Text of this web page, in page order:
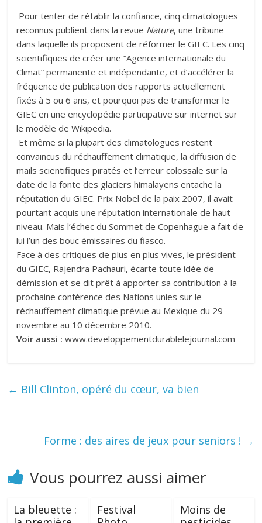
Pour tenter de rétablir la confiance, cinq climatologues
reconnus publient dans la revue Nature, une tribune
dans laquelle ils proposent de réformer le GIEC. Les cinq
scientifiques de créer une ”Agence internationale du
Climat” permanente et indépendante, et d’accélérer la
fréquence de publication des rapports actuellement
fixés à 5 ou 6 ans, et pourquoi pas de transformer le
GIEC en une encyclopédie participative sur internet sur
le modèle de Wikipedia.
Et même si la plupart des climatologues restent
convaincus du réchauffement climatique, la diffusion de
mails scientifiques piratés et l’erreur colossale sur la
date de la fonte des glaciers himalayens entache la
réputation du GIEC. Prix Nobel de la paix 2007, il avait
pourtant acquis une réputation internationale de haut
niveau. Mais l’échec du Sommet de Copenhague a fait de
lui l’un des bouc émissaires du fiasco.
Face à des critiques de plus en plus vives, le président
du GIEC, Rajendra Pachauri, écarte toute idée de
démission et se dit prêt à apporter sa contribution à la
prochaine conférence des Nations unies sur le
réchauffement climatique prévue au Mexique du 29
novembre au 10 décembre 2010.
Voir aussi : www.developpementdurablelejournal.com
← Bill Clinton, opéré du cœur, va bien
Forme : des aires de jeux pour seniors ! →
Vous pourrez aussi aimer
La bleuette :
Festival
Moins de